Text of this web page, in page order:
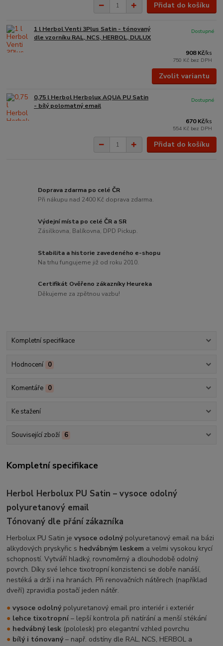
Přidat do košíku
1 l Herbol Venti 3Plus Satin - tónovaný
dle vzorníku RAL, NCS, HERBOL, DULUX
908 Kč/ks
750 Kč bez DPH
Dostupné
Zvolit variantu
0,75 l Herbol Herbolux AQUA PU Satin
- bílý polomatný email
670 Kč/ks
554 Kč bez DPH
Dostupné
Přidat do košíku
Doprava zdarma po celé ČR
Při nákupu nad 2400 Kč doprava zdarma.
Výdejní místa po celé ČR a SR
Zásilkovna, Balíkovna, DPD Pickup.
Stabilita a historie zavedeného e-shopu
Na trhu fungujeme již od roku 2010.
Certifikát Ověřeno zákazníky Heureka
Děkujeme za zpětnou vazbu!
Kompletní specifikace
Hodnocení 0
Komentáře 0
Ke stažení
Související zboží 6
Kompletní specifikace
Herbol Herbolux PU Satin – vysoce odolný
polyuretanový email
Tónovaný dle přání zákazníka
Herbolux PU Satin jevysoce odolnýpolyuretanový email na bázi
alkydových pryskyřic s hedvábným leskem a velmi vysokou krycí
schopností. Vytváří hladký, rovnoměrný a dlouhodobě odolný
povrch. Díky své lehce tixotropní konzistenci se dobře nanáší,
nestéká a drží i na hranách. Při renovačních nátěrech (například
dveří) zpravidla postačí jeden nátěr.
●vysoce odolnýpolyuretanový email pro interiér i exteriér
● lehce tixotropní – lepší kontrola při natírání a menší stékání
● hedvábný lesk (pololesk) pro elegantní vzhled povrchu
● bílý i tónovaný– např. odstíny dle RAL, NCS, HERBOL a